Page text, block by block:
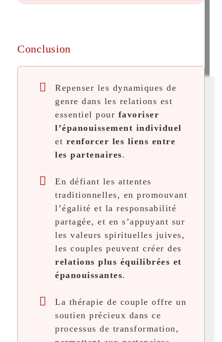
Conclusion
Repenser les dynamiques de
genre dans les relations est
essentiel pour favoriser
l’épanouissement individuel
et renforcer les liens entre
les partenaires.
En défiant les attentes
traditionnelles, en promouvant
l’égalité et la responsabilité
partagée, et en s’appuyant sur
les valeurs spirituelles juives,
les couples peuvent créer des
relations plus équilibrées et
épanouissantes.
La thérapie de couple offre un
soutien précieux dans ce
processus de transformation,